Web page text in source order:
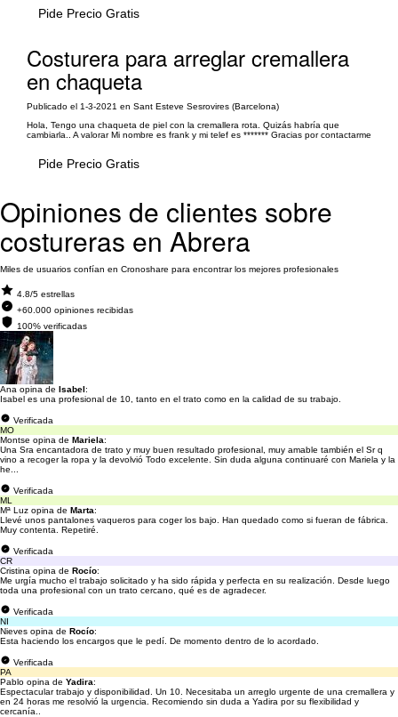
Pide Precio Gratis
Costurera para arreglar cremallera
en chaqueta
Publicado el 1-3-2021 en Sant Esteve Sesrovires (Barcelona)
Hola, Tengo una chaqueta de piel con la cremallera rota. Quizás habría que
cambiarla.. A valorar Mi nombre es frank y mi telef es ******* Gracias por contactarme
Pide Precio Gratis
Opiniones de clientes sobre
costureras en Abrera
Miles de usuarios confían en Cronoshare para encontrar los mejores profesionales
4.8/5 estrellas
+60.000 opiniones recibidas
100% verificadas
Ana opina de Isabel:
Isabel es una profesional de 10, tanto en el trato como en la calidad de su trabajo.
Verificada
MO
Montse opina de Mariela:
Una Sra encantadora de trato y muy buen resultado profesional, muy amable también el Sr q
vino a recoger la ropa y la devolvió Todo excelente. Sin duda alguna continuaré con Mariela y la
he...
Verificada
ML
Mª Luz opina de Marta:
Llevé unos pantalones vaqueros para coger los bajo. Han quedado como si fueran de fábrica.
Muy contenta. Repetiré.
Verificada
CR
Cristina opina de Rocío:
Me urgía mucho el trabajo solicitado y ha sido rápida y perfecta en su realización. Desde luego
toda una profesional con un trato cercano, qué es de agradecer.
Verificada
NI
Nieves opina de Rocío:
Esta haciendo los encargos que le pedí. De momento dentro de lo acordado.
Verificada
PA
Pablo opina de Yadira:
Espectacular trabajo y disponibilidad. Un 10. Necesitaba un arreglo urgente de una cremallera y
en 24 horas me resolvió la urgencia. Recomiendo sin duda a Yadira por su flexibilidad y
cercanía..